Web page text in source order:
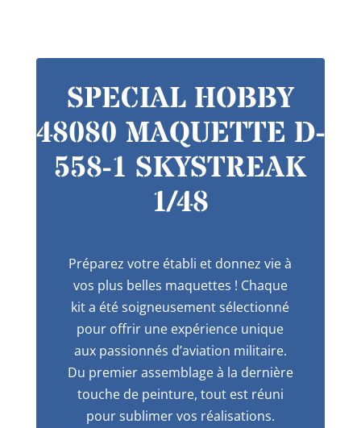
SPECIAL HOBBY
48080 MAQUETTE D-
558-1 SKYSTREAK
1/48
Préparez votre établi et donnez vie à
vos plus belles maquettes ! Chaque
kit a été soigneusement sélectionné
pour offrir une expérience unique
aux passionnés d’aviation militaire.
Du premier assemblage à la dernière
touche de peinture, tout est réuni
pour sublimer vos réalisations.